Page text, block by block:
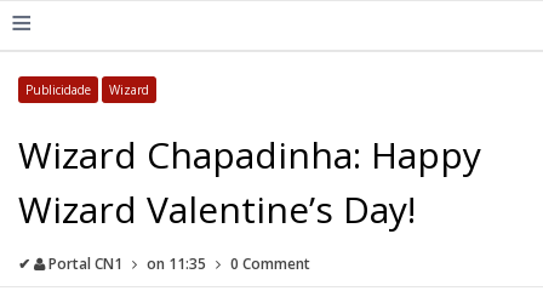
≡
Publicidade Wizard
Wizard Chapadinha: Happy
Wizard Valentine’s Day!
✔ Portal CN1 on 11:35 0 Comment